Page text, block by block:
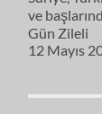
ve
Gün Zileli
12 Mayıs